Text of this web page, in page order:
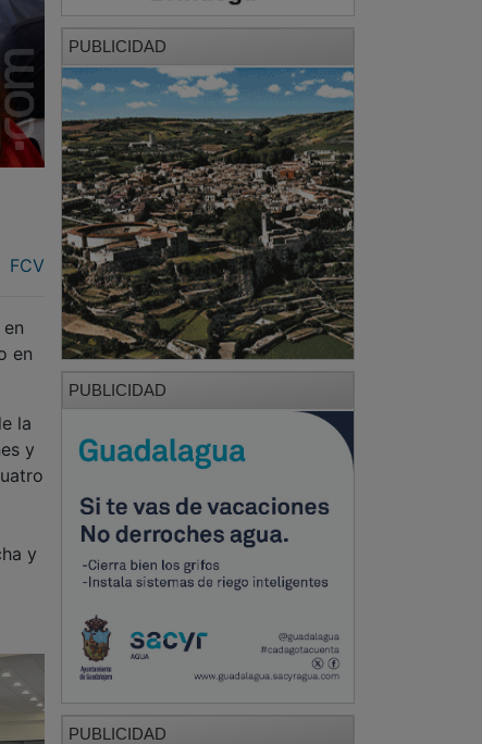
FCV
en
la
y
y
PUBLICIDAD
PUBLICIDAD
PUBLICIDAD